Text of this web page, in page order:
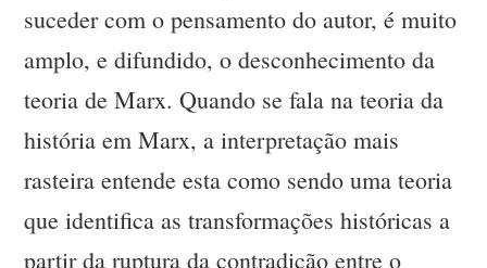
suceder com o pensamento do autor, é muito
amplo, e difundido, o desconhecimento da
teoria de Marx. Quando se fala na teoria da
história em Marx, a interpretação mais
rasteira entende esta como sendo uma teoria
que identifica as transformações históricas a
partir da ruptura da contradição entre o